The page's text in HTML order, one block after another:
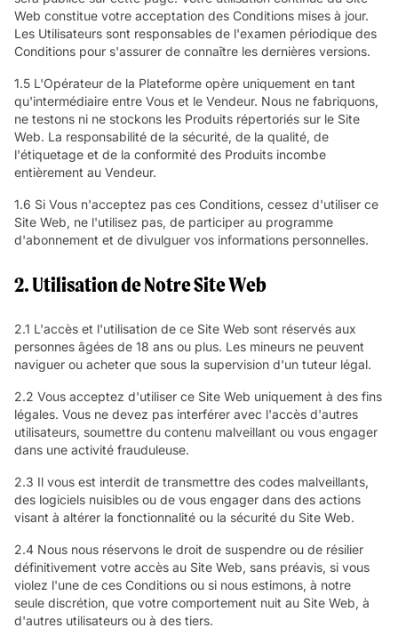
Web constitue votre acceptation des Conditions mises à jour.
Les Utilisateurs sont responsables de l'examen périodique des
Conditions pour s'assurer de connaître les dernières versions.
1.5 L'Opérateur de la Plateforme opère uniquement en tant
qu'intermédiaire entre Vous et le Vendeur. Nous ne fabriquons,
ne testons ni ne stockons les Produits répertoriés sur le Site
Web. La responsabilité de la sécurité, de la qualité, de
l'étiquetage et de la conformité des Produits incombe
entièrement au Vendeur.
1.6 Si Vous n'acceptez pas ces Conditions, cessez d'utiliser ce
Site Web, ne l'utilisez pas, de participer au programme
d'abonnement et de divulguer vos informations personnelles.
2. Utilisation de Notre Site Web
2.1 L'accès et l'utilisation de ce Site Web sont réservés aux
personnes âgées de 18 ans ou plus. Les mineurs ne peuvent
naviguer ou acheter que sous la supervision d'un tuteur légal.
2.2 Vous acceptez d'utiliser ce Site Web uniquement à des fins
légales. Vous ne devez pas interférer avec l'accès d'autres
utilisateurs, soumettre du contenu malveillant ou vous engager
dans une activité frauduleuse.
2.3 Il vous est interdit de transmettre des codes malveillants,
des logiciels nuisibles ou de vous engager dans des actions
visant à altérer la fonctionnalité ou la sécurité du Site Web.
2.4 Nous nous réservons le droit de suspendre ou de résilier
définitivement votre accès au Site Web, sans préavis, si vous
violez l'une de ces Conditions ou si nous estimons, à notre
seule discrétion, que votre comportement nuit au Site Web, à
d'autres utilisateurs ou à des tiers.